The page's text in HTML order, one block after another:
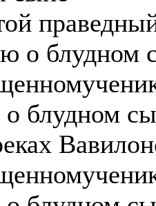
о блудном
блудном